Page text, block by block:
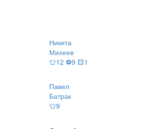
Никита
Михеев
👕12 ⚽9 🟨1
Павел
Батрак
👕9